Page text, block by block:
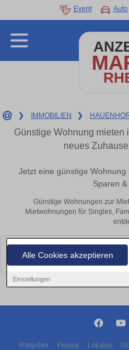
Alle Cookies akzeptieren
Einstellungen
Event Auto
❯ IMMOBILIEN ❯
Günstige Wohnung mieten
neues
Jetzt eine günstige
Sparen
Günstige Wohnungen zur
Mietwohnungen für Singles,
Leider konnten wir derzeit keine
bald wieder vorbei!
Ratgeber Presse Lokales